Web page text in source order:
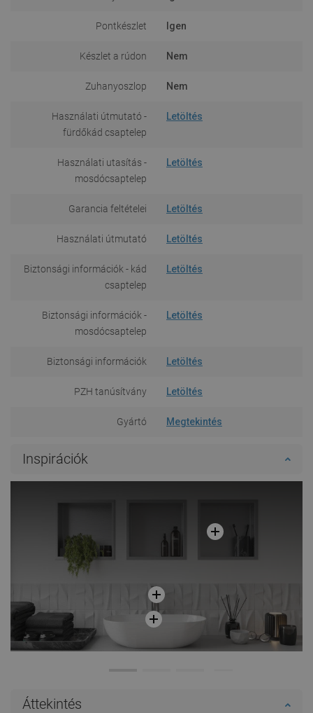
Pontkészlet Igen
Készlet a rúdon Nem
Zuhanyoszlop Nem
Használati útmutató -
fürdőkád csaptelep
Letöltés
Használati utasítás -
mosdócsaptelep
Letöltés
Garancia feltételei Letöltés
Használati útmutató Letöltés
Biztonsági információk - kád
csaptelep
Letöltés
Biztonsági információk -
mosdócsaptelep
Letöltés
Biztonsági információk Letöltés
PZH tanúsítvány Letöltés
Gyártó Megtekintés
Inspirációk
Áttekintés